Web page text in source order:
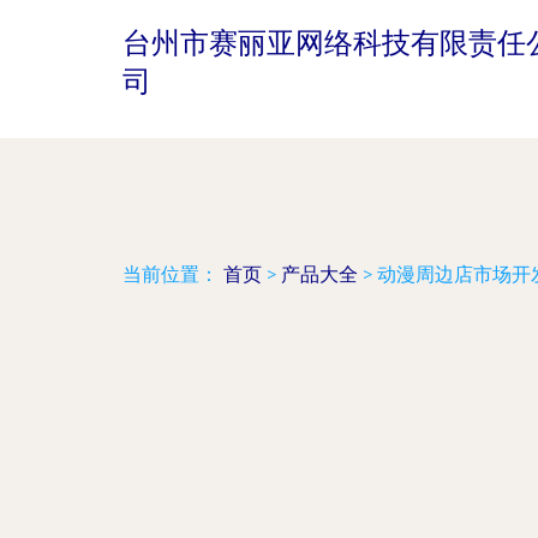
台州市赛丽亚网络科技有限责任
司
当前位置： 首页 > 产品大全 > 动漫周边店市场开